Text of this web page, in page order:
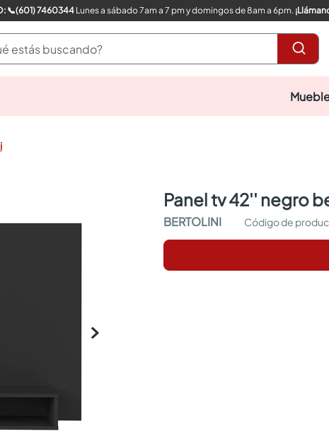
COMPRA CON UN EXPERTO: 📞(601) 7460344Lunes a sábado 7am a 7 pm y domingos de 8am a 6pm.
buscando?
panel tv 42'' negro
BERTOLINI